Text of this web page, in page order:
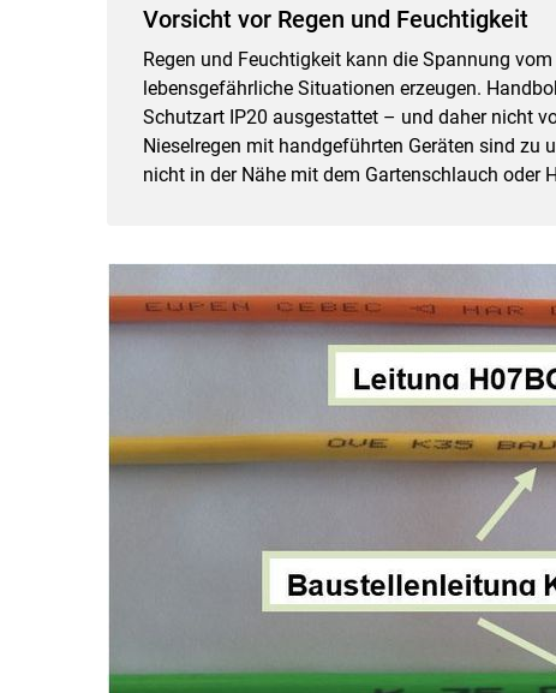
Vorsicht vor Regen und Feuchtigkeit
Regen und Feuchtigkeit kann die Spannung
lebensgefährliche Situationen erzeugen.
Schutzart IP20 ausgestattet – und daher nicht
Nieselregen mit handgeführten Geräten sind zu
nicht in der Nähe mit dem Gartenschlauch oder